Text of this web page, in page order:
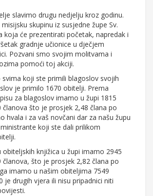
slavimo drugu nedjelju kroz godinu.
skupinu iz susjedne župe Sv.
koja će prezentirati početak, napredak i
gradnje učionice u dječjem
Pozvani smo svojim molitvama i
pomoći toj akciji.
koji ste primili blagoslov svojih
je primilo 1670 obitelji. Prema
za blagoslov imamo u župi 1815
članova što je prosjek 2,48 člana po
hvala i za vaš novčani dar za našu župu
koji ste dali prilikom
obiteljskih knjižica u župi imamo 2945
članova, što je prosjek 2,82 člana po
imamo u našim obiteljima 7549
je drugih vjera ili nisu pripadnici niti